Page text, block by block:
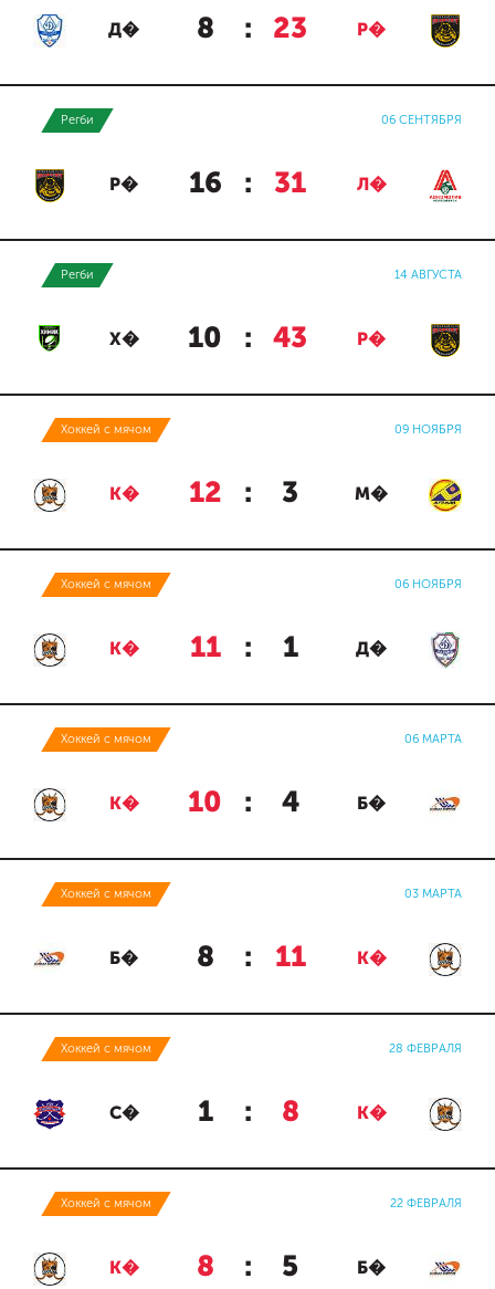
Д� 8 : 23 Р�
Регби 06 СЕНТЯБРЯ
Р� 16 : 31 Л�
Регби 14 АВГУСТА
Х� 10 : 43 Р�
Хоккей с мячом 09 НОЯБРЯ
К� 12 : 3 М�
Хоккей с мячом 06 НОЯБРЯ
К� 11 : 1 Д�
Хоккей с мячом 06 МАРТА
К� 10 : 4 Б�
Хоккей с мячом 03 МАРТА
Б� 8 : 11 К�
Хоккей с мячом 28 ФЕВРАЛЯ
С� 1 : 8 К�
Хоккей с мячом 22 ФЕВРАЛЯ
К� 8 : 5 Б�